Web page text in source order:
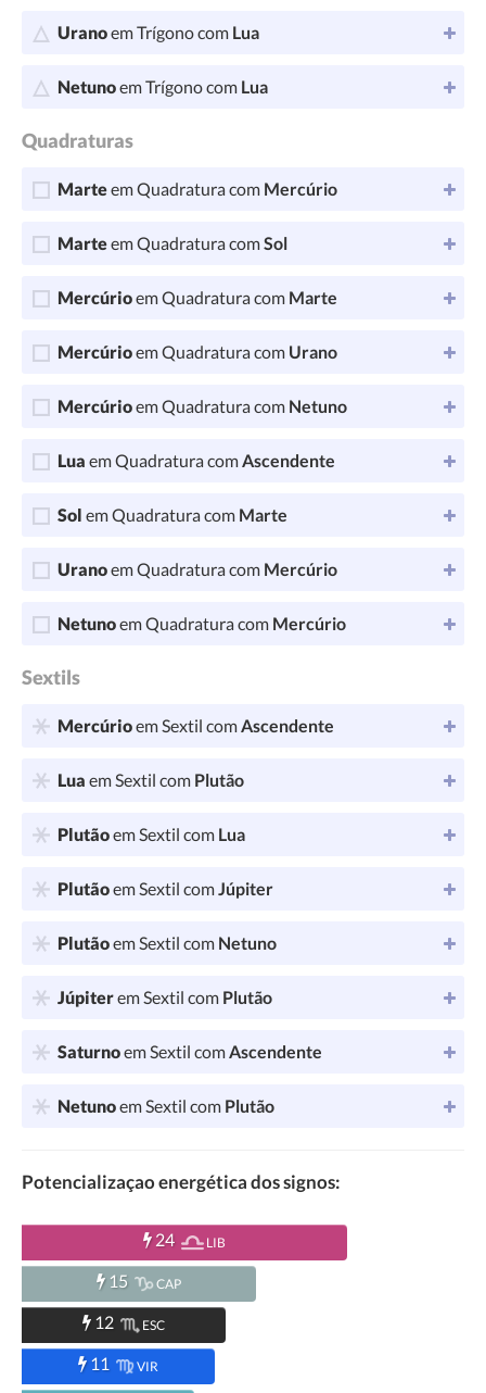
Uranoem Trígono com Lua
Netunoem Trígono com Lua
Quadraturas
Marteem Quadratura com Mercúrio
Marteem Quadratura comSol
Mercúrioem Quadratura com Marte
Mercúrioem Quadratura com Urano
Mercúrioem Quadratura com Netuno
Lua em Quadratura comAscendente
Sol em Quadratura com Marte
Uranoem Quadratura com Mercúrio
Netunoem Quadratura com Mercúrio
Sextils
Mercúrioem Sextil comAscendente
Lua em Sextil com Plutão
Plutãoem Sextil com Lua
Plutãoem Sextil comJúpiter
Plutãoem Sextil com Netuno
Júpiterem Sextil com Plutão
Saturnoem Sextil comAscendente
Netunoem Sextil com Plutão
Potencializaçao energética dos signos:
24 LIB
15 CAP
12 ESC
11 VIR